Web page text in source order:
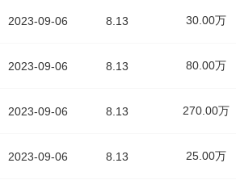
2023-09-06
2023-09-06
2023-09-06
2023-09-06
8.13 30.00万
8.13 80.00万
8.13 270.00万
8.13 25.00万